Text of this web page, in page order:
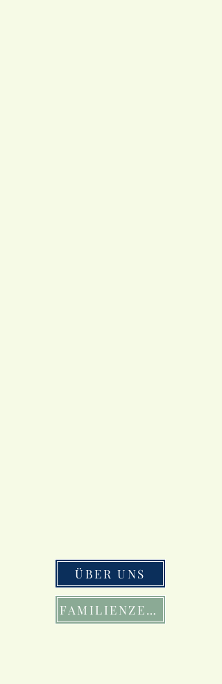
ÜBER UNS
FAMILIENZEIT